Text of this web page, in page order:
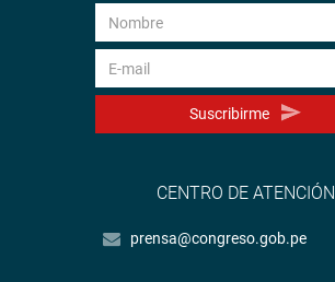
Suscribirme
CENTRO DE ATENCIÓN
prensa@congreso.gob.pe